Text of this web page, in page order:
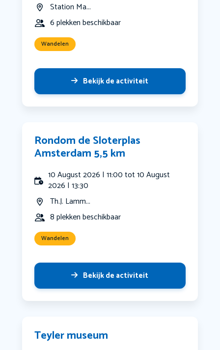
Station Ma...
6 plekken beschikbaar
Wandelen
Bekijk de activiteit
Rondom de Sloterplas
Amsterdam 5,5 km
10 August 2026 | 11:00 tot 10 August
2026 | 13:30
Th.J. Lamm...
8 plekken beschikbaar
Wandelen
Bekijk de activiteit
Teyler museum